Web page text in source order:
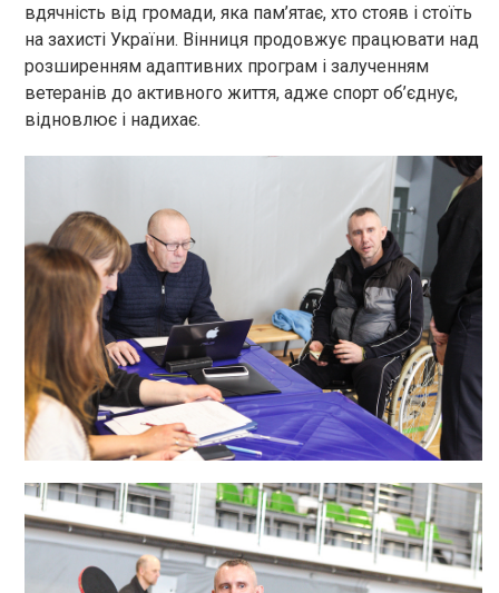
вдячність від громади, яка пам’ятає, хто стояв і стоїть
на захисті України. Вінниця продовжує працювати над
розширенням адаптивних програм і залученням
ветеранів до активного життя, адже спорт об’єднує,
відновлює і надихає.